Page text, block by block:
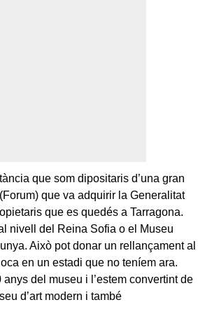
que som dipositaris d’una gran
que va adquirir la Generalitat
que es quedés a Tarragona.
nivell del Reina Sofia o el Museu
Això pot donar un rellançament al
en un estadi que no teníem ara.
del museu i l’estem convertint de
d’art modern i també